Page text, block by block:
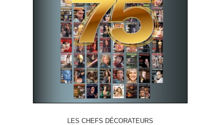
LES CHEFS DÉCORATEURS